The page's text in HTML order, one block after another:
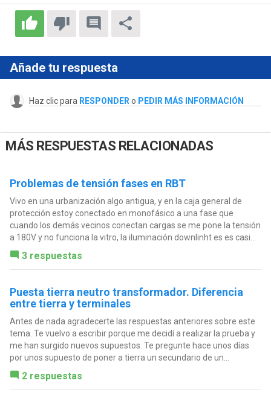
Añade tu respuesta
Haz clic para RESPONDER o PEDIR MÁS INFORMACIÓN
MÁS RESPUESTAS RELACIONADAS
Problemas de tensión fases en RBT
Vivo en una urbanización algo antigua, y en la caja general de
protección estoy conectado en monofásico a una fase que
cuando los demás vecinos conectan cargas se me pone la tensión
a 180V y no funciona la vitro, la iluminación downlinht es es casi...
3 respuestas
Puesta tierra neutro transformador. Diferencia
entre tierra y terminales
Antes de nada agradecerte las respuestas anteriores sobre este
tema. Te vuelvo a escribir porque me decidí a realizar la prueba y
me han surgido nuevos supuestos. Te pregunte hace unos días
por unos supuesto de poner a tierra un secundario de un...
2 respuestas